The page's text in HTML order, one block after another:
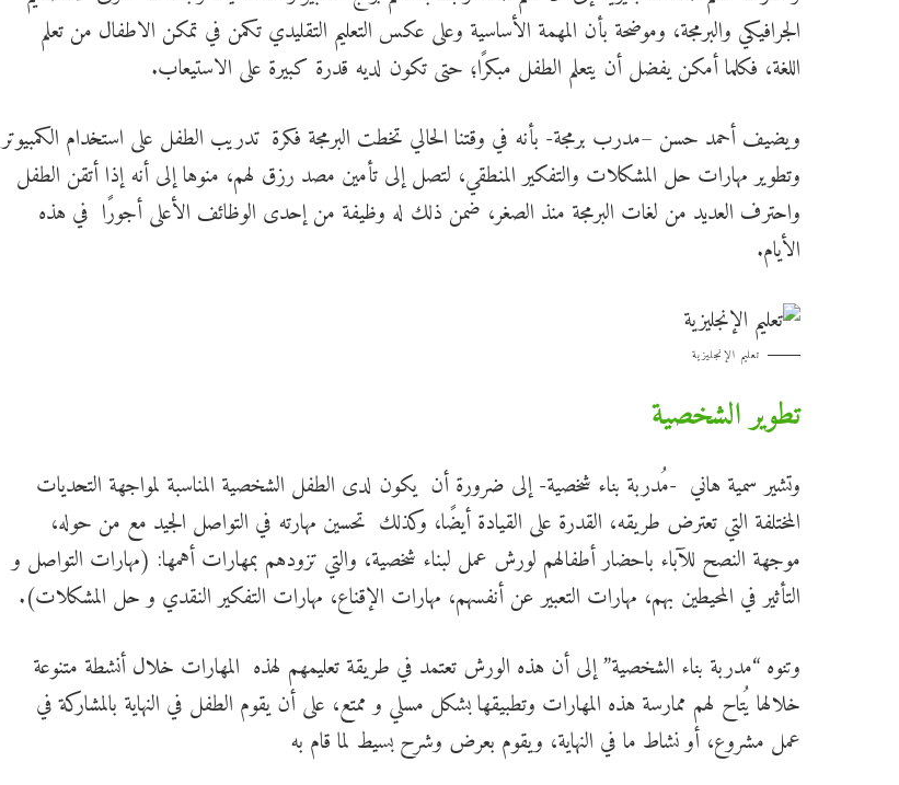
الجرافيكي والبرمجة، وموضحة بأن المهمة الأساسية وعلى عكس التعليم التقليدي تكمن في تمكن الاطفال من تعلم
اللغة، فكلما أمكن يفضل أن يتعلم الطفل مبكرًا؛ حتى تكون لديه قدرة كبيرة على الاستيعاب.
ويضيف أحمد حسن –مدرب برمجة- بأنه في وقتنا الحالي تخطت البرمجة فكرة تدريب الطفل على استخدام الكمبيوتر
وتطوير مهارات حل المشكلات والتفكير المنطقي، لتصل إلى تأمين مصد رزق لهم، منوها إلى أنه إذا أتقن الطفل
واحترف العديد من لغات البرمجة منذ الصغر، ضمن ذلك له وظيفة من إحدى الوظائف الأعلى أجورًا في هذه
الأيام.
تعليم الإنجليزية
تطوير الشخصية
وتشير سمية هاني -مُدربة بناء شخصية- إلى ضرورة أن يكون لدى الطفل الشخصية المناسبة لمواجهة التحديات
المختلفة التي تعترض طريقه، القدرة على القيادة أيضًا، وكذلك تحسين مهارته في التواصل الجيد مع من حوله،
موجهة النصح للآباء باحضار أطفالهم لورش عمل لبناء شخصية، والتي تزودهم بمهارات أهمها: (مهارات التواصل و
التأثير في المحيطين بهم، مهارات التعبير عن أنفسهم، مهارات الإقناع، مهارات التفكير النقدي و حل المشكلات).
وتنوه “مدربة بناء الشخصية” إلى أن هذه الورش تعتمد في طريقة تعليمهم لهذه المهارات خلال أنشطة متنوعة
خلالها يُتاح لهم ممارسة هذه المهارات وتطبيقها بشكل مسلي و ممتع، على أن يقوم الطفل في النهاية بالمشاركة في
عمل مشروع، أو نشاط ما في النهاية، ويقوم بعرض وشرح بسيط لما قام به